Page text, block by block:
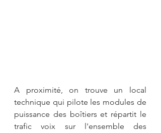
A proximité, on trouve un local
technique qui pilote les modules de
puissance des boîtiers et répartit le
trafic voix sur l'ensemble des